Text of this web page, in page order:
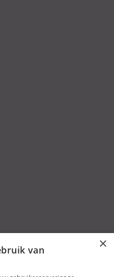
×
van